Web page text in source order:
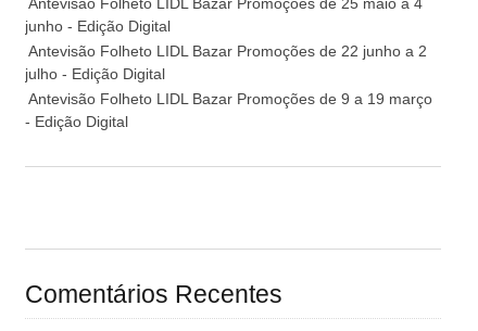
junho - Edição Digital
Antevisão Folheto LIDL Bazar Promoções de 22 junho a 2
julho - Edição Digital
Antevisão Folheto LIDL Bazar Promoções de 9 a 19 março
- Edição Digital
Comentários Recentes